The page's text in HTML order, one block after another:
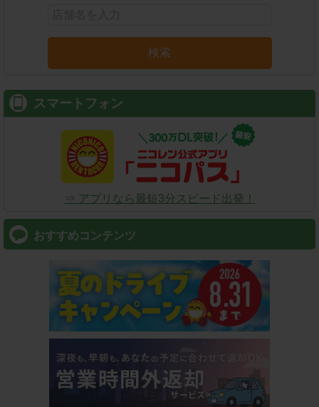
検索
スマートフォン
⇒ アプリなら最短3分スピード出発！
おすすめコンテンツ